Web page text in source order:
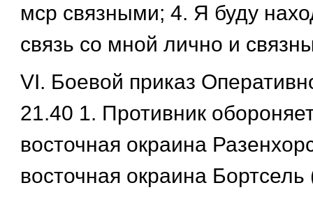
мср связными; 4. Я буду
связь со мной лично и
VI. Боевой приказ
21.40 1. Противник
восточная окраина
восточная окраина Бортсель